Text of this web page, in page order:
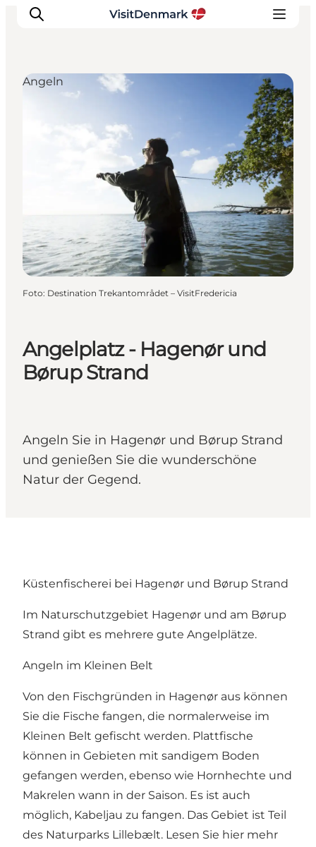
Regionen
Unterkünfte
Reiseplanung
Angelplatz - Hagenør und
Børup Strand
Angeln Sie in Hagenør und Børup Strand
und genießen Sie die wunderschöne
Natur der Gegend.
Angeln
Foto: Destination Trekantområdet – VisitFredericia
Küstenfischerei bei Hagenør und Børup Strand
Im Naturschutzgebiet Hagenør und am Børup
Strand gibt es mehrere gute Angelplätze.
Angeln im Kleinen Belt
Von den Fischgründen in Hagenør aus können
Sie die Fische fangen, die normalerweise im
Kleinen Belt gefischt werden. Plattfische
können in Gebieten mit sandigem Boden
gefangen werden, ebenso wie Hornhechte und
Makrelen wann in der Saison. Es ist auch
möglich, Kabeljau zu fangen. Das Gebiet ist Teil
des Naturparks Lillebælt. Lesen Sie hier mehr